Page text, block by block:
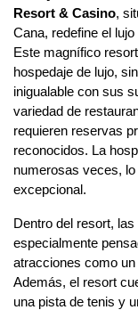
Resort & Casino,
Cana, redefine el
Este magnífico
hospedaje de lujo,
inigualable con sus
variedad de
requieren reservas
reconocidos. La
numerosas veces,
excepcional.
Dentro del resort,
especialmente
atracciones como
Además, el resort
una pista de tenis y